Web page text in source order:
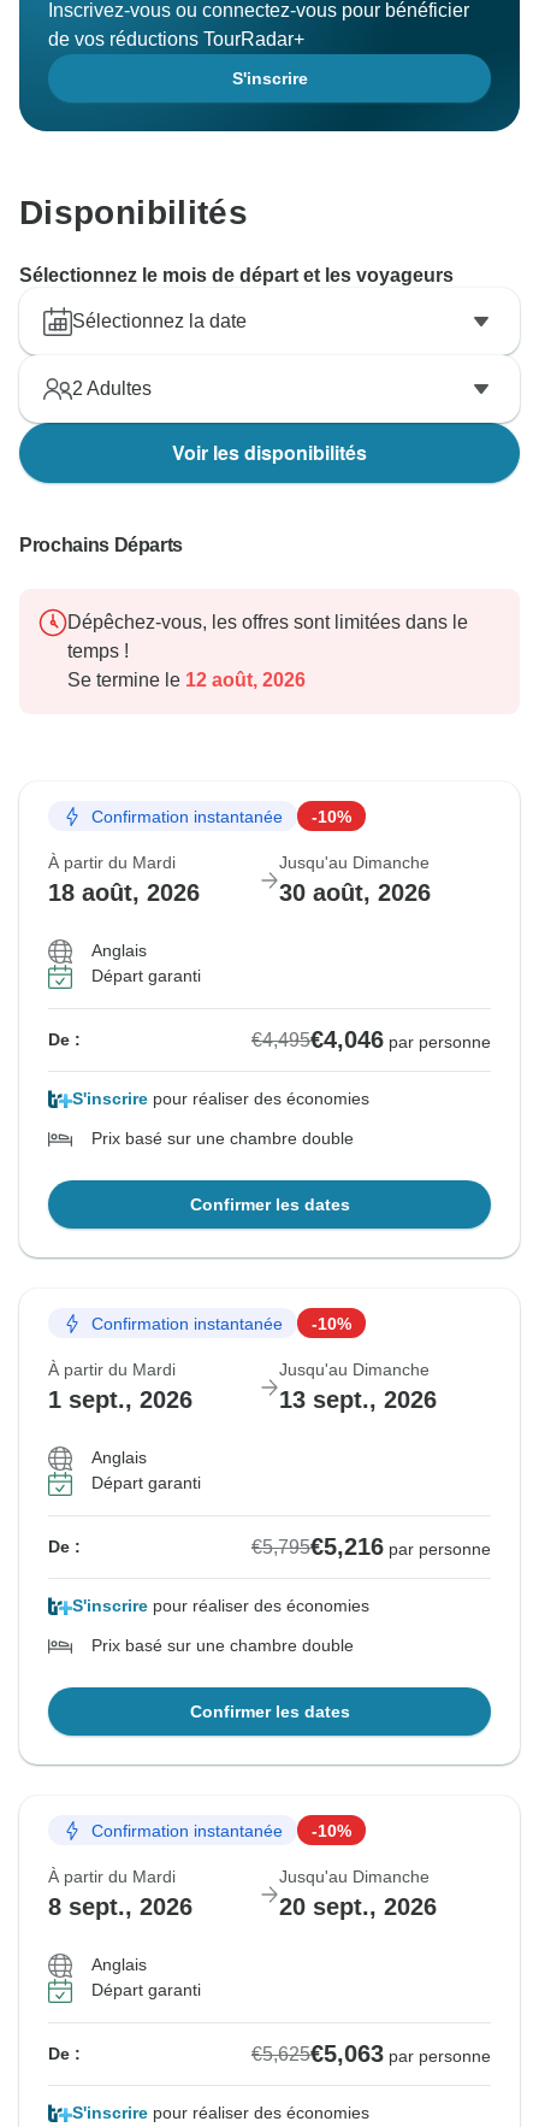
Inscrivez-vous ou connectez-vous pour bénéficier
de vos réductions TourRadar+
S'inscrire
Disponibilités
Sélectionnez le mois de départ et les voyageurs
Sélectionnez la date
2 Adultes
Voir les disponibilités
Prochains Départs
Dépêchez-vous, les offres sont limitées dans le
temps !
Se termine le 12 août, 2026
Confirmation instantanée -10%
À partir du Mardi
18 août, 2026
Jusqu'au Dimanche
30 août, 2026
Anglais
Départ garanti
De : €4,495€4,046 par personne
S'inscrire pour réaliser des économies
Prix basé sur une chambre double
Confirmer les dates
Confirmation instantanée -10%
À partir du Mardi
1 sept., 2026
Jusqu'au Dimanche
13 sept., 2026
Anglais
Départ garanti
De : €5,795€5,216 par personne
S'inscrire pour réaliser des économies
Prix basé sur une chambre double
Confirmer les dates
Confirmation instantanée -10%
À partir du Mardi
8 sept., 2026
Jusqu'au Dimanche
20 sept., 2026
Anglais
Départ garanti
De : €5,625€5,063 par personne
S'inscrire pour réaliser des économies